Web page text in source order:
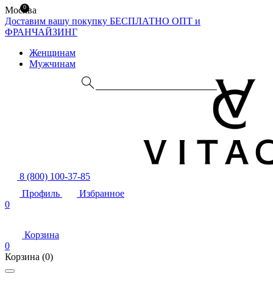
Москва
Доставим вашу покупку БЕСПЛАТНО ОПТ и
ФРАНЧАЙЗИНГ
Женщинам
Мужчинам
8 (800) 100-37-85
Профиль
Избранное
0
Корзина
0
Корзина (0)
0